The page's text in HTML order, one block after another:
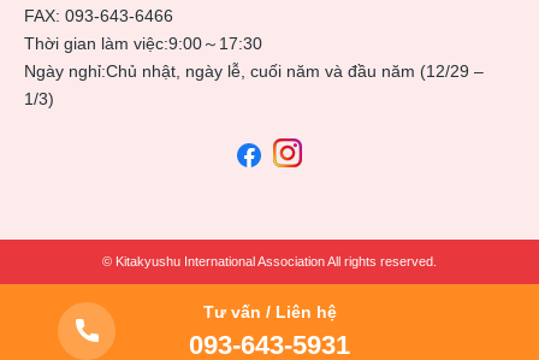
FAX: 093-643-6466
Thời gian làm việc:9:00～17:30
Ngày nghỉ:Chủ nhật, ngày lễ, cuối năm và đầu năm (12/29 –
1/3)
© Kitakyushu International Association All rights reserved.
Tư vấn / Liên hệ
093-643-5931